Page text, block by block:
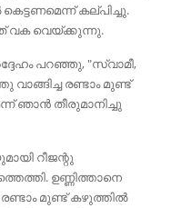
കല്പിച്ചു.
വക വെയ്ക്കുന്നു.
പറഞ്ഞു, "സ്വാമീ,
രണ്ടാം മുണ്ട്
ഞാൻ തീരുമാനിച്ചു
റീജന്റു
ഉണ്ണിത്താനെ
രണ്ടാം മുണ്ട് കഴുത്തിൽ